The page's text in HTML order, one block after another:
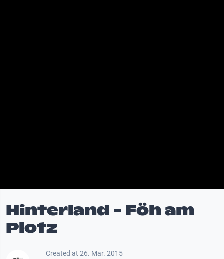
Hinterland - Föh am
Plotz
Created at 26. Mar. 2015